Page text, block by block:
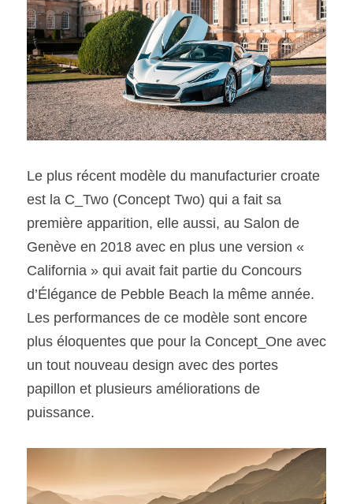
Le plus récent modèle du manufacturier croate
est la C_Two (Concept Two) qui a fait sa
première apparition, elle aussi, au Salon de
Genève en 2018 avec en plus une version «
California » qui avait fait partie du Concours
d’Élégance de Pebble Beach la même année.
Les performances de ce modèle sont encore
plus éloquentes que pour la Concept_One avec
un tout nouveau design avec des portes
papillon et plusieurs améliorations de
puissance.